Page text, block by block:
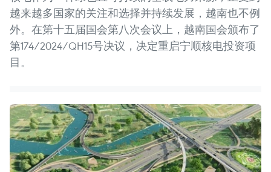
越来越多国家的关注和选择并持续发展，越南也不例
外。在第十五届国会第八次会议上，越南国会颁布了
第174/2024/QH15号决议，决定重启宁顺核电投资项
目。